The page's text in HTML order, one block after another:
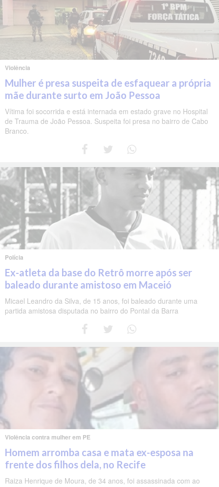
Violência
Mulher é presa suspeita de esfaquear a própria
mãe durante surto em João Pessoa
Vítima foi socorrida e está internada em estado grave no Hospital
de Trauma de João Pessoa. Suspeita foi presa no bairro de Cabo
Branco.
Polícia
Ex-atleta da base do Retrô morre após ser
baleado durante amistoso em Maceió
Micael Leandro da Silva, de 15 anos, foi baleado durante uma
partida amistosa disputada no bairro do Pontal da Barra
Violência contra mulher em PE
Homem arromba casa e mata ex-esposa na
frente dos filhos dela, no Recife
Raiza Henrique de Moura, de 34 anos, foi assassinada com ao